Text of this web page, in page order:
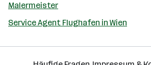
Malermeister
Service Agent Flughafen in Wien